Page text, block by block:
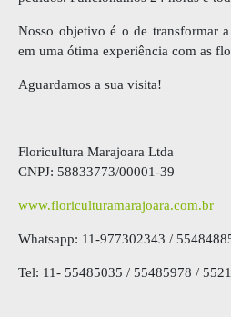
Nosso objetivo é o de transformar
em uma ótima experiência com as
Aguardamos a sua visita!
Floricultura Marajoara Ltda
CNPJ: 58833773/00001-39
www.floriculturamarajoara.com.br
Whatsapp: 11-977302343 /
Tel: 11- 55485035 / 55485978 /